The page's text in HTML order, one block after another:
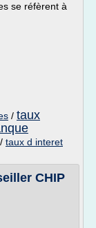
se réfèrent à
/ taux
/ taux d interet
CHIP